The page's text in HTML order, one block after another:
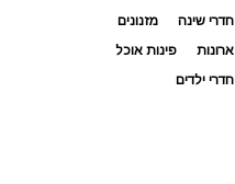
חדרי שינה
מזנונים
ארונות
פינות אוכל
חדרי ילדים